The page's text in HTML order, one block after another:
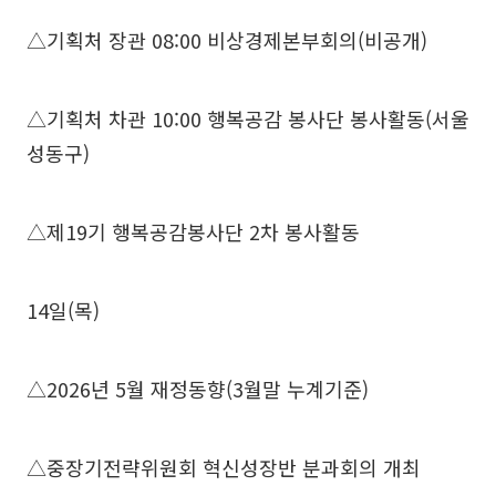
△기획처 장관 08:00 비상경제본부회의(비공개)
△기획처 차관 10:00 행복공감 봉사단 봉사활동(서울
성동구)
△제19기 행복공감봉사단 2차 봉사활동
14일(목)
△2026년 5월 재정동향(3월말 누계기준)
△중장기전략위원회 혁신성장반 분과회의 개최